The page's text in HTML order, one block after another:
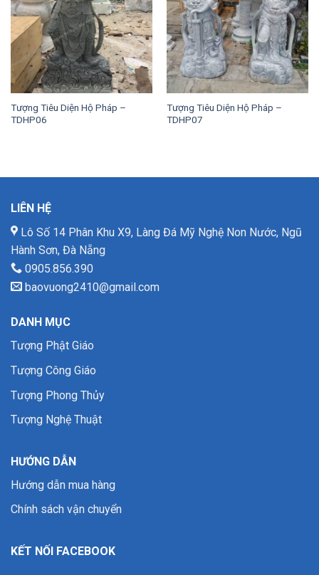
Tượng Tiêu Diện Hộ Pháp –
TDHP06
Tượng Tiêu Diện Hộ Pháp –
TDHP07
LIÊN HỆ
Lô Số 14 Phân Khu X9, Làng Đá Mỹ Nghệ Non Nước, Ngũ
Hành Sơn, Đà Nẵng
0905.856.390
baovuong2410@gmail.com
DANH MỤC
Tượng Phật Giáo
Tượng Công Giáo
Tượng Phong Thủy
Tượng Nghệ Thuật
HƯỚNG DẪN
Hướng dẫn mua hàng
Chính sách vận chuyển
KẾT NỐI FACEBOOK